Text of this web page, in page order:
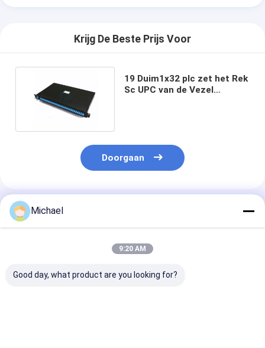
Krijg De Beste Prijs Voor
19 Duim1x32 plc zet het Rek
Sc UPC van de Vezel
Doorgaan
Geadviseerde Producten
Michael
9:20 AM
Good day, what product are you looking for?